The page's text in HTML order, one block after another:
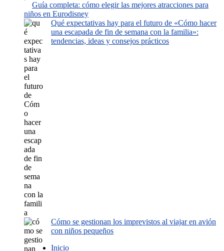
Guía completa: cómo elegir las mejores atracciones para
niños en Eurodisney
Qué expectativas hay para el futuro de «Cómo hacer
una escapada de fin de semana con la familia»:
tendencias, ideas y consejos prácticos
Cómo se gestionan los imprevistos al viajar en avión
con niños pequeños
Inicio